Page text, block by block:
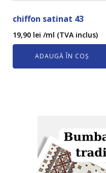
chiffon satinat 43
19,90 lei /ml (TVA inclus)
ADAUGĂ ÎN COȘ